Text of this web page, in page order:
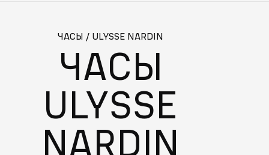
ЧАСЫ / ULYSSE NARDIN
ЧАСЫ
ULYSSE
NARDIN